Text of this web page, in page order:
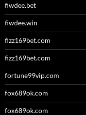
fiwdee.bet
fiwdee.win
fizz169bet.com
fizz169bet.com
fortune99vip.com
fox689ok.com
fox689ok.com